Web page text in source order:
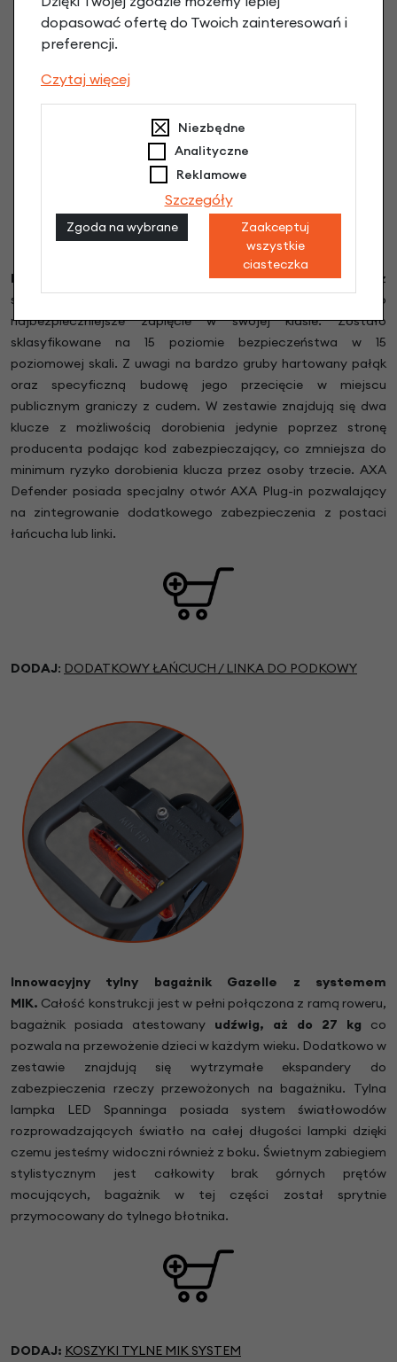
Blokada tylnego koła AXA Defender.Legendarne już
stacjonarne zabezpieczenie holenderskiego producenta to
najbezpieczniejsze zapięcie w swojej klasie. Zostało
sklasyfikowane na 15 poziomie bezpieczeństwa w 15
poziomowej skali. Z uwagi na bardzo gruby hartowany pałąk
oraz specyficzną budowę jego przecięcie w miejscu
publicznym graniczy z cudem. W zestawie znajdują się dwa
klucze z możliwością dorobienia jedynie poprzez stronę
producenta podając kod zabezpieczający, co zmniejsza do
minimum ryzyko dorobienia klucza przez osoby trzecie. AXA
Defender posiada specjalny otwór AXA Plug-in pozwalający
na zintegrowanie dodatkowego zabezpieczenia z postaci
łańcucha lub linki.
DODAJ: DODATKOWY ŁAŃCUCH / LINKA DO PODKOWY
Innowacyjny tylny bagażnik Gazelle z systemem
MIK. Całość konstrukcji jest w pełni połączona z ramą roweru,
bagażnik posiada atestowany udźwig, aż do 27 kg co
pozwala na przewożenie dzieci w każdym wieku. Dodatkowo w
zestawie znajdują się wytrzymałe ekspandery do
zabezpieczenia rzeczy przewożonych na bagażniku. Tylna
lampka LED Spanninga posiada system światłowodów
rozprowadzających światło na całej długości lampki dzięki
czemu jesteśmy widoczni również z boku. Świetnym zabiegiem
stylistycznym jest całkowity brak górnych prętów
mocujących, bagażnik w tej części został sprytnie
przymocowany do tylnego błotnika.
DODAJ: KOSZYKI TYLNE MIK SYSTEM
dopasować ofertę do Twoich zainteresowań i
preferencji.
Czytaj więcej
Niezbędne
Analityczne
Reklamowe
Szczegóły
Zgoda na wybrane
Zaakceptuj
wszystkie
ciasteczka